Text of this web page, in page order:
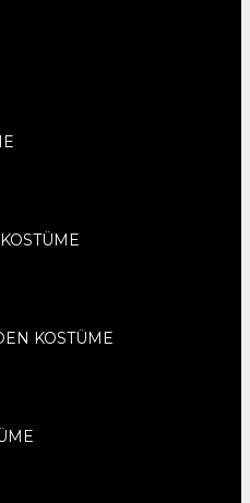
KOSTÜME